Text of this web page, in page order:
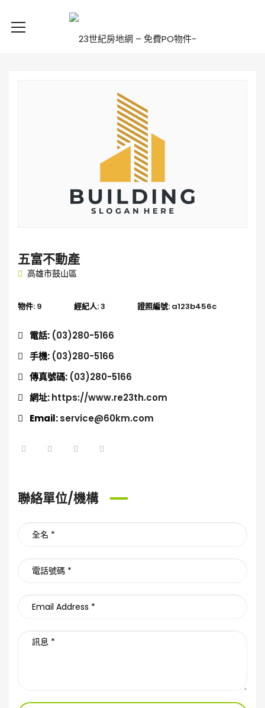
五富不動產
高雄市鼓山區
物件: 9 經紀人:3 證照編號: a123b456c
電話: (03)280-5166
手機: (03)280-5166
傳真號碼: (03)280-5166
網址:https://www.re23th.com
Email:service@60km.com
聯絡單位/機構